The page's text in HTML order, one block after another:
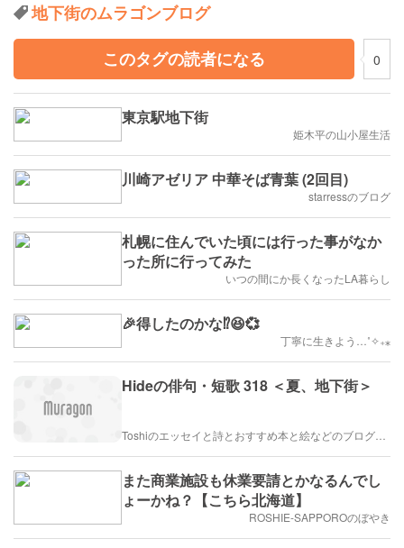
地下街のムラゴンブログ
このタグの読者になる
0
東京駅地下街
姫木平の山小屋生活
川崎アゼリア 中華そば青葉 (2回目)
starressのブログ
札幌に住んでいた頃には行った事がなか
った所に行ってみた
いつの間にか長くなったLA暮らし
🎉得したのかな⁉️😆💞
丁寧に生きよう…˚✧₊⁎
Hideの俳句・短歌 318 ＜夏、地下街＞
また商業施設も休業要請とかなるんでし
ょーかね？【こちら北海道】
ROSHIE-SAPPOROのぼやき